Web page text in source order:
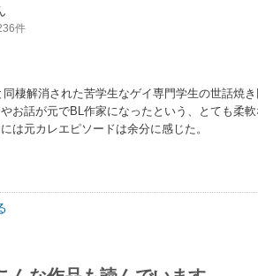
件
棲解消された苦学生なゲイ専門学生の世話焼き
お話が元でBL作家になったという、とても柔
は元カレエピソードは余分に感じた。